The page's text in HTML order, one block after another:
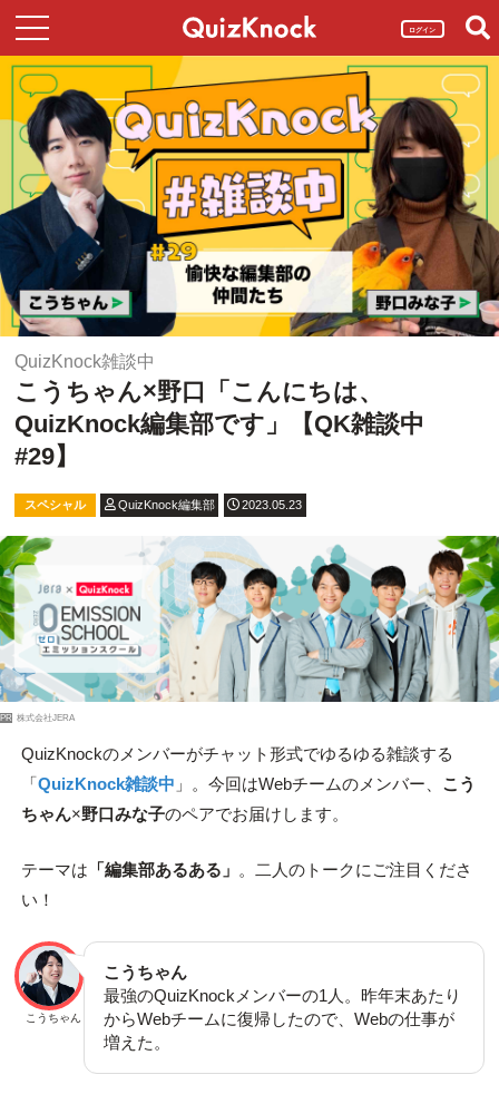
ログイン
QuizKnock雑談中
こうちゃん×野口「こんにちは、
QuizKnock編集部です」【QK雑談中
#29】
スペシャル QuizKnock編集部 2023.05.23
PR 株式会社JERA
QuizKnockのメンバーがチャット形式でゆるゆる雑談する
「QuizKnock雑談中 」。今回はWebチームのメンバー、 こう
ちゃん×野口みな子のペアでお届けします。
テーマは 「編集部あるある」 。二人のトークにご注目くださ
い！
こうちゃん
こうちゃん
最強のQuizKnockメンバーの1人。昨年末あたり
からWebチームに復帰したので、Webの仕事が
増えた。